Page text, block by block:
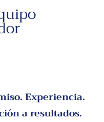
Experiencia.
a resultados.